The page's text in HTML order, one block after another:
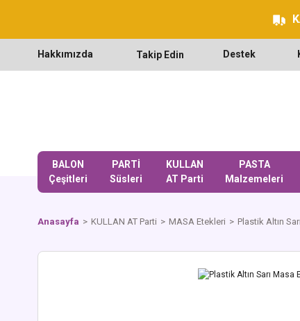
Hakkımızda Takip Edin Destek
BALON
Çeşitleri
PARTİ
Süsleri
KULLAN
AT Parti
PASTA
Malzemeleri
Anasayfa KULLAN AT Parti MASA Etekleri Plastik Altın